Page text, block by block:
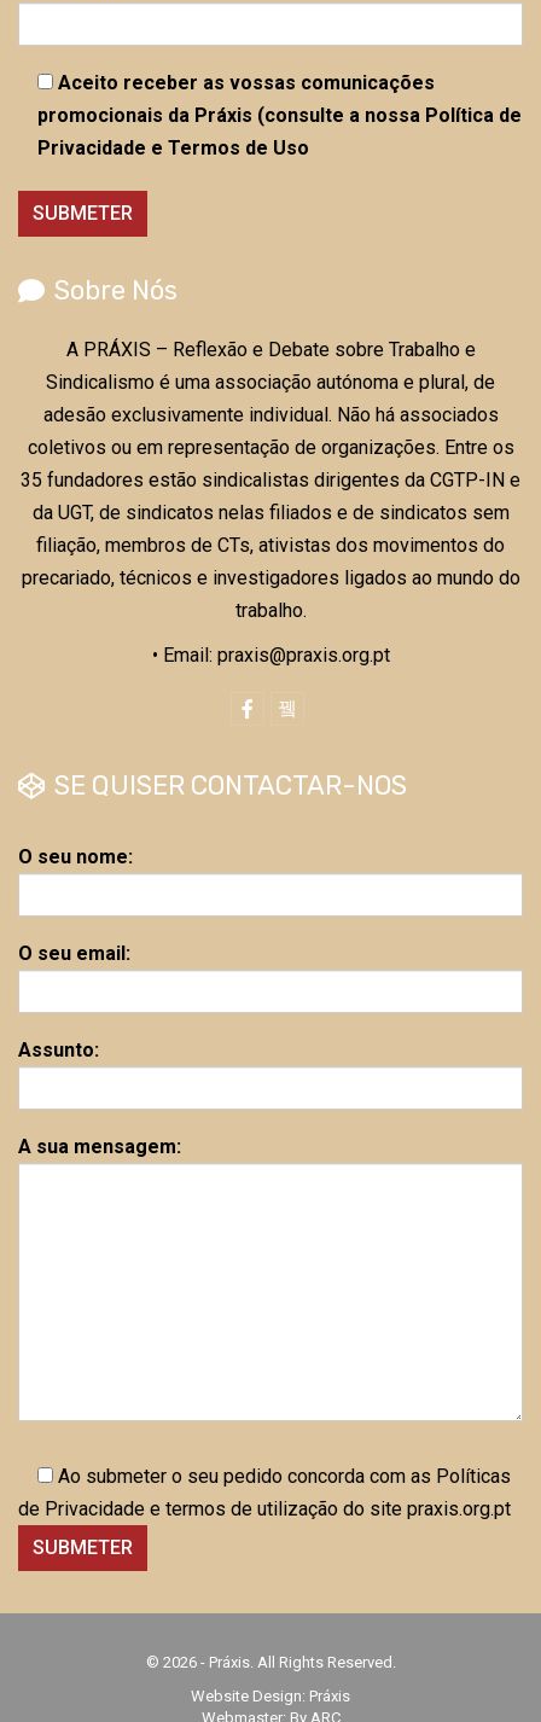
Aceito receber as vossas comunicações
promocionais da Práxis (consulte a nossa Política de
Privacidade e Termos de Uso
Sobre Nós
A PRÁXIS – Reflexão e Debate sobre Trabalho e
Sindicalismo é uma associação autónoma e plural, de
adesão exclusivamente individual. Não há associados
coletivos ou em representação de organizações. Entre os
35 fundadores estão sindicalistas dirigentes da CGTP-IN e
da UGT, de sindicatos nelas filiados e de sindicatos sem
filiação, membros de CTs, ativistas dos movimentos do
precariado, técnicos e investigadores ligados ao mundo do
trabalho.
• Email: praxis@praxis.org.pt
SE QUISER CONTACTAR-NOS
O seu nome:
O seu email:
Assunto:
A sua mensagem:
Ao submeter o seu pedido concorda com as Políticas
de Privacidade e termos de utilização do site praxis.org.pt
© 2026 - Práxis. All Rights Reserved.
Website Design: Práxis
Webmaster: By ARC